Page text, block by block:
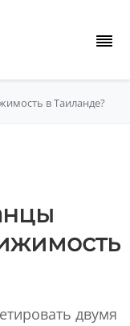
в Таиланде?
двумя